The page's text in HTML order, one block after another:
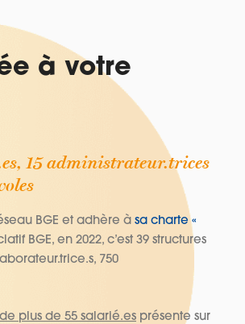
à votre
15 administrateur.trices
BGE et adhère à sa charte «
BGE, en 2022, c’est 39 structures
750
plus de 55 salarié.es présente sur